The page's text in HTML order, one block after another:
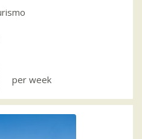
per week